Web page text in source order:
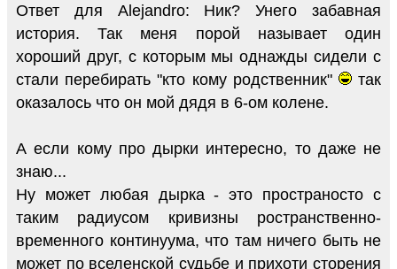
Ответ для Alejandro: Ник? Унего забавная
история. Так меня порой называет один
хороший друг, с которым мы однажды сидели с
стали перебирать "кто кому родственник"
так
оказалось что он мой дядя в 6-ом колене.
А если кому про дырки интересно, то даже не
знаю...
Ну может любая дырка - это пространосто с
таким радиусом кривизны ространственно-
временного континуума, что там ничего быть не
может по вселенской судьбе и прихоти сторения